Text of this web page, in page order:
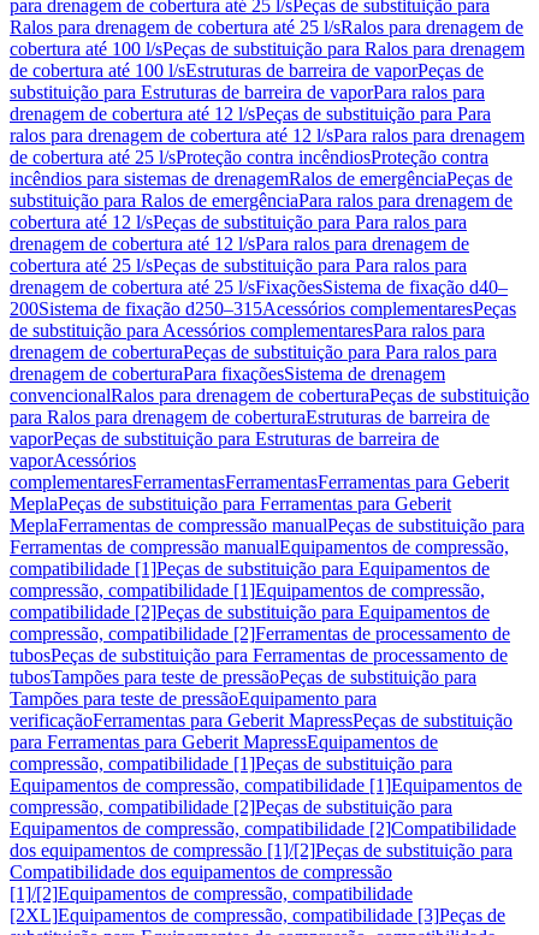
para drenagem de cobertura até 25 l/sPeças de substituição para
Ralos para drenagem de cobertura até 25 l/sRalos para drenagem de
cobertura até 100 l/sPeças de substituição para Ralos para drenagem
de cobertura até 100 l/sEstruturas de barreira de vaporPeças de
substituição para Estruturas de barreira de vaporPara ralos para
drenagem de cobertura até 12 l/sPeças de substituição para Para
ralos para drenagem de cobertura até 12 l/sPara ralos para drenagem
de cobertura até 25 l/sProteção contra incêndiosProteção contra
incêndios para sistemas de drenagemRalos de emergênciaPeças de
substituição para Ralos de emergênciaPara ralos para drenagem de
cobertura até 12 l/sPeças de substituição para Para ralos para
drenagem de cobertura até 12 l/sPara ralos para drenagem de
cobertura até 25 l/sPeças de substituição para Para ralos para
drenagem de cobertura até 25 l/sFixaçõesSistema de fixação d40–
200Sistema de fixação d250–315Acessórios complementaresPeças
de substituição para Acessórios complementaresPara ralos para
drenagem de coberturaPeças de substituição para Para ralos para
drenagem de coberturaPara fixaçõesSistema de drenagem
convencionalRalos para drenagem de coberturaPeças de substituição
para Ralos para drenagem de coberturaEstruturas de barreira de
vaporPeças de substituição para Estruturas de barreira de
vaporAcessórios
complementaresFerramentasFerramentasFerramentas para Geberit
MeplaPeças de substituição para Ferramentas para Geberit
MeplaFerramentas de compressão manualPeças de substituição para
Ferramentas de compressão manualEquipamentos de compressão,
compatibilidade [1]Peças de substituição para Equipamentos de
compressão, compatibilidade [1]Equipamentos de compressão,
compatibilidade [2]Peças de substituição para Equipamentos de
compressão, compatibilidade [2]Ferramentas de processamento de
tubosPeças de substituição para Ferramentas de processamento de
tubosTampões para teste de pressãoPeças de substituição para
Tampões para teste de pressãoEquipamento para
verificaçãoFerramentas para Geberit MapressPeças de substituição
para Ferramentas para Geberit MapressEquipamentos de
compressão, compatibilidade [1]Peças de substituição para
Equipamentos de compressão, compatibilidade [1]Equipamentos de
compressão, compatibilidade [2]Peças de substituição para
Equipamentos de compressão, compatibilidade [2]Compatibilidade
dos equipamentos de compressão [1]/[2]Peças de substituição para
Compatibilidade dos equipamentos de compressão
[1]/[2]Equipamentos de compressão, compatibilidade
[2XL]Equipamentos de compressão, compatibilidade [3]Peças de